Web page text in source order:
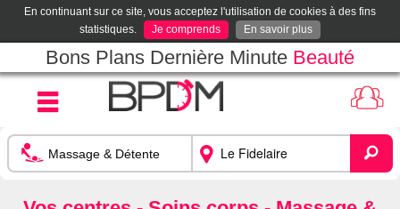
En continuant sur ce site, vous acceptez l'utilisation de cookies à des fins
statistiques.
Je comprends En savoir plus
Bons Plans Dernière Minute Beauté